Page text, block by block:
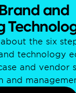
and
the six
technology
and vendor
and